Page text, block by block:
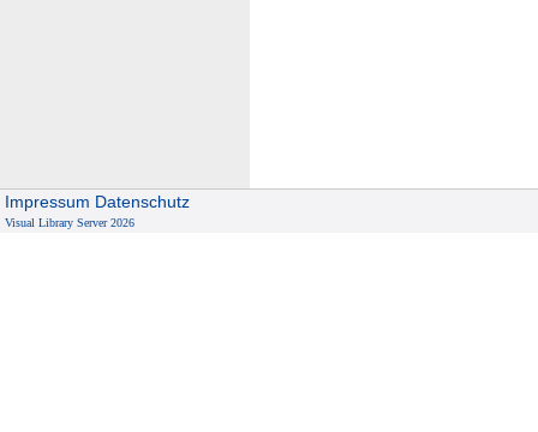
Impressum Datenschutz
Visual Library Server 2026